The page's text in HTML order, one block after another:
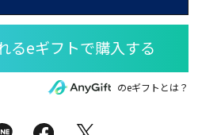
のeギフトとは？